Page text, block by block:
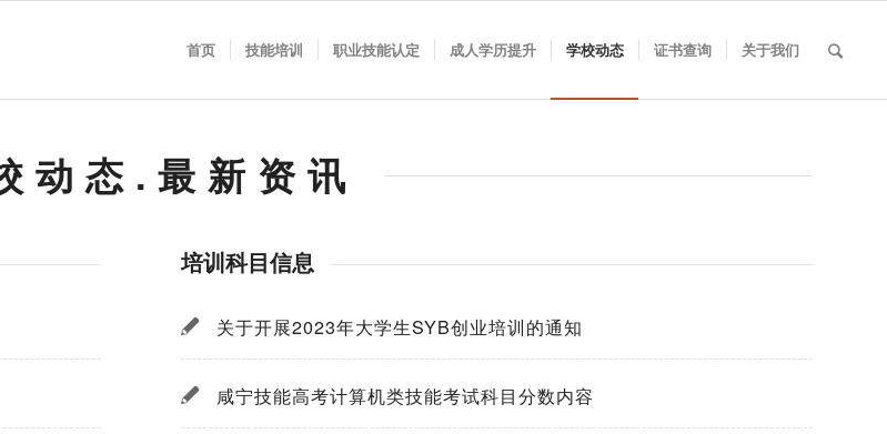
首页 技能培训 职业技能认定 成人学历提升 学校动态 证书查询 关于我们
动 态 . 最 新 资 讯
培训科目信息
关于开展2023年大学生SYB创业培训的通知
咸宁技能高考计算机类技能考试科目分数内容